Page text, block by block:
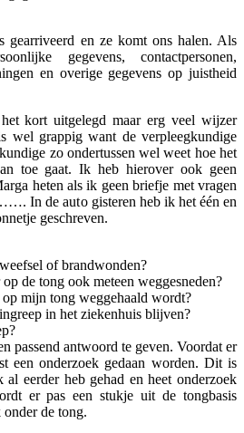
gearriveerd en ze komt ons halen. Als
gegevens, contactpersonen,
en overige gegevens op juistheid
kort uitgelegd maar erg veel wijzer
grappig want de verpleegkundige
zo ondertussen wel weet hoe het
toe gaat. Ik heb hierover ook geen
heten als ik geen briefje met vragen
In de auto gisteren heb ik het één en
geschreven.
of brandwonden?
de tong ook meteen weggesneden?
mijn tong weggehaald wordt?
in het ziekenhuis blijven?
passend antwoord te geven. Voordat er
een onderzoek gedaan worden. Dit is
eerder heb gehad en heet onderzoek
er pas een stukje uit de tongbasis
onder de tong.